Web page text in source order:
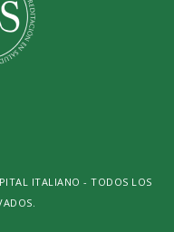
ITALIANO - TODOS LOS